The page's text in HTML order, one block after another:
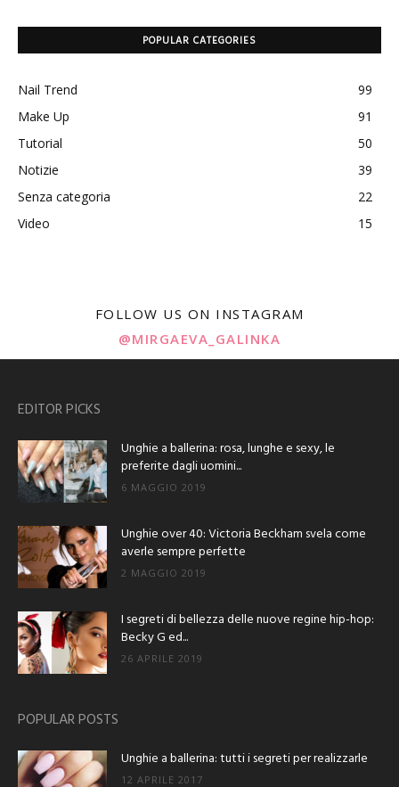
POPULAR CATEGORIES
Nail Trend
99
Make Up
91
Tutorial
50
Notizie
39
Senza categoria
22
Video
15
FOLLOW US ON INSTAGRAM
@MIRGAEVA_GALINKA
EDITOR PICKS
Unghie a ballerina: rosa, lunghe e sexy, le
preferite dagli uomini...
6 MAGGIO 2019
Unghie over 40: Victoria Beckham svela come
averle sempre perfette
2 MAGGIO 2019
I segreti di bellezza delle nuove regine hip-hop:
Becky G ed...
26 APRILE 2019
POPULAR POSTS
Unghie a ballerina: tutti i segreti per realizzarle
12 APRILE 2017